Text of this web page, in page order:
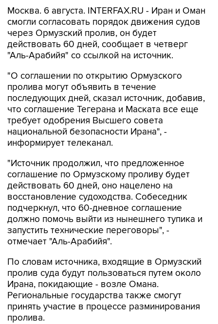
Москва. 6 августа. INTERFAX.RU - Иран и Оман
смогли согласовать порядок движения судов
через Ормузский пролив, он будет
действовать 60 дней, сообщает в четверг
"Аль-Арабийя" со ссылкой на источник.
"О соглашении по открытию Ормузского
пролива могут объявить в течение
последующих дней, сказал источник, добавив,
что соглашение Тегерана и Маската все еще
требует одобрения Высшего совета
национальной безопасности Ирана", -
информирует телеканал.
"Источник продолжил, что предложенное
соглашение по Ормузскому проливу будет
действовать 60 дней, оно нацелено на
восстановление судоходства. Собеседник
подчеркнул, что 60-дневное соглашение
должно помочь выйти из нынешнего тупика и
запустить технические переговоры", -
отмечает "Аль-Арабийя".
По словам источника, входящие в Ормузский
пролив суда будут пользоваться путем около
Ирана, покидающие - возле Омана.
Региональные государства также смогут
принять участие в процессе разминирования
пролива.